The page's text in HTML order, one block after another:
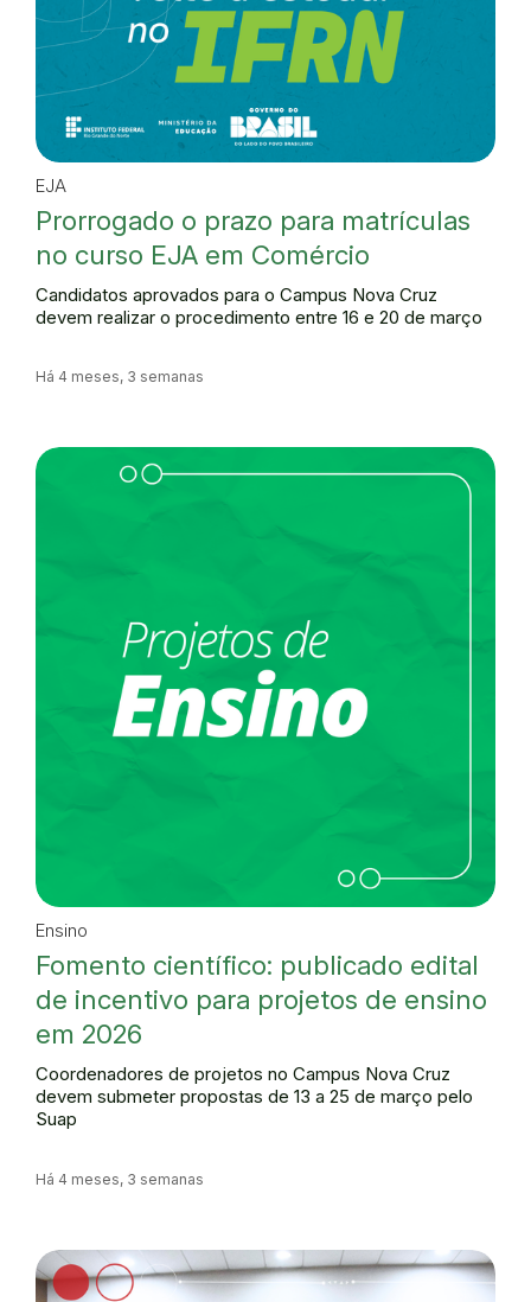
EJA
Prorrogado o prazo para matrículas
no curso EJA em Comércio
Candidatos aprovados para o Campus Nova Cruz
devem realizar o procedimento entre 16 e 20 de março
Há 4 meses, 3 semanas
Ensino
Fomento científico: publicado edital
de incentivo para projetos de ensino
em 2026
Coordenadores de projetos no Campus Nova Cruz
devem submeter propostas de 13 a 25 de março pelo
Suap
Há 4 meses, 3 semanas